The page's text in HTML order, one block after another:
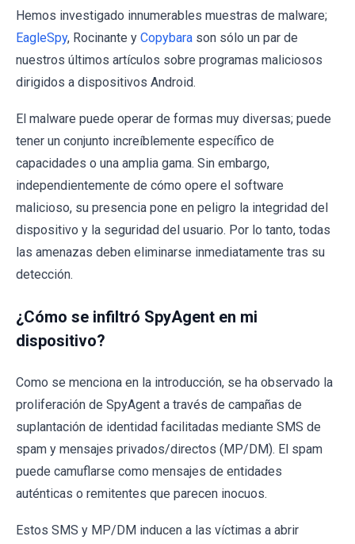
Hemos investigado innumerables muestras de malware;
EagleSpy, Rocinante y Copybara son sólo un par de
nuestros últimos artículos sobre programas maliciosos
dirigidos a dispositivos Android.
El malware puede operar de formas muy diversas; puede
tener un conjunto increíblemente específico de
capacidades o una amplia gama. Sin embargo,
independientemente de cómo opere el software
malicioso, su presencia pone en peligro la integridad del
dispositivo y la seguridad del usuario. Por lo tanto, todas
las amenazas deben eliminarse inmediatamente tras su
detección.
¿Cómo se infiltró SpyAgent en mi
dispositivo?
Como se menciona en la introducción, se ha observado la
proliferación de SpyAgent a través de campañas de
suplantación de identidad facilitadas mediante SMS de
spam y mensajes privados/directos (MP/DM). El spam
puede camuflarse como mensajes de entidades
auténticas o remitentes que parecen inocuos.
Estos SMS y MP/DM inducen a las víctimas a abrir